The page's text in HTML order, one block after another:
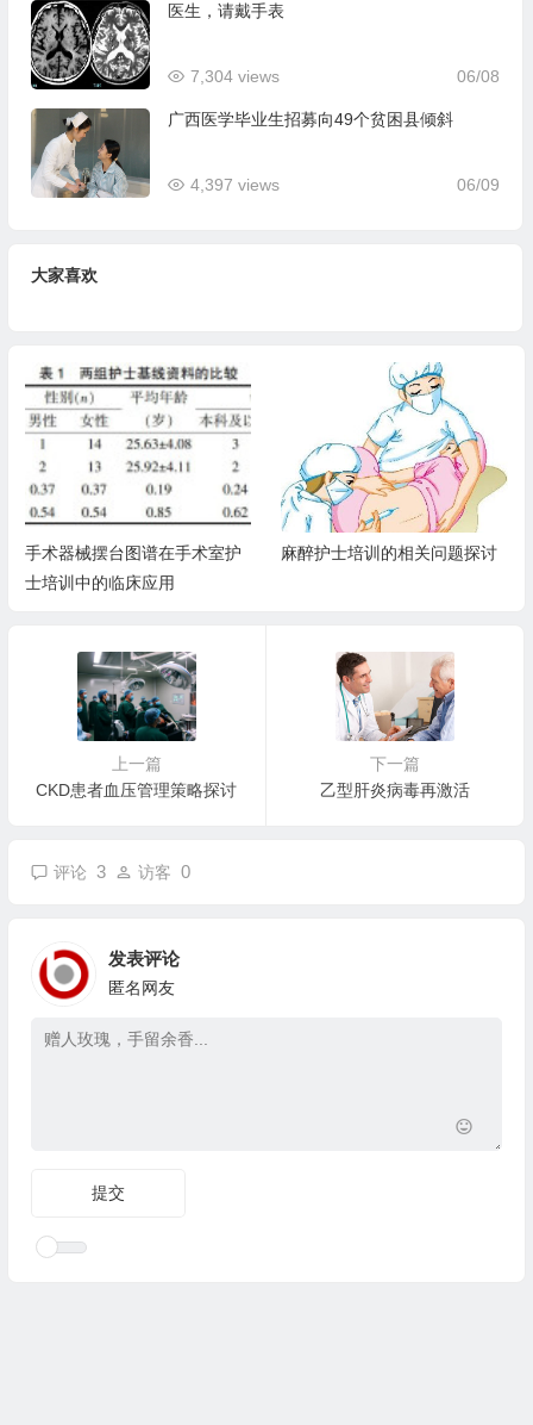
医生，请戴手表
06/08
7,304 views
广西医学毕业生招募向49个贫困县倾斜
06/09
4,397 views
大家喜欢
手术器械摆台图谱在手术室护
士培训中的临床应用
麻醉护士培训的相关问题探讨
上一篇
CKD患者血压管理策略探讨
下一篇
乙型肝炎病毒再激活
评论 3 访客 0
发表评论
匿名网友